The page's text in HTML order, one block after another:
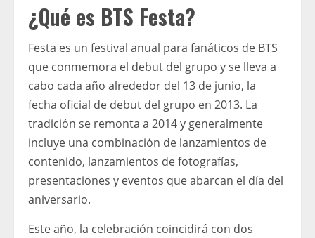
¿Qué es BTS Festa?
Festa es un festival anual para fanáticos de BTS
que conmemora el debut del grupo y se lleva a
cabo cada año alrededor del 13 de junio, la
fecha oficial de debut del grupo en 2013. La
tradición se remonta a 2014 y generalmente
incluye una combinación de lanzamientos de
contenido, lanzamientos de fotografías,
presentaciones y eventos que abarcan el día del
aniversario.
Este año, la celebración coincidirá con dos